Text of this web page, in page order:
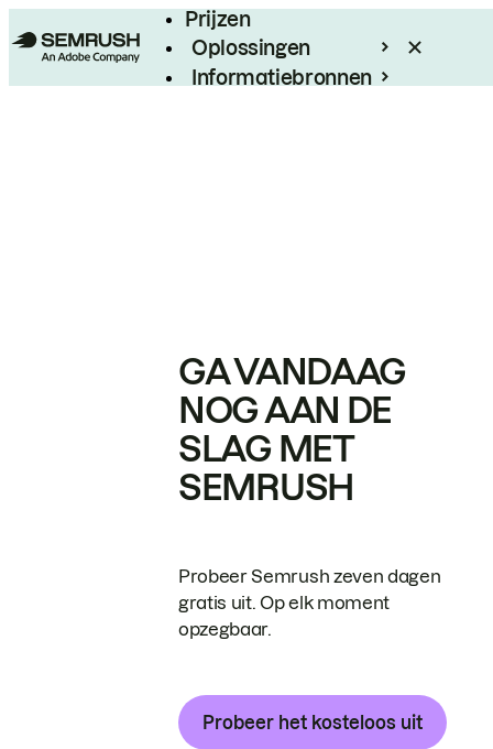
Prijzen
Oplossingen
Informatiebronnen
GA VANDAAG
NOG AAN DE
SLAG MET
SEMRUSH
Probeer Semrush zeven dagen
gratis uit. Op elk moment
opzegbaar.
Probeer het kosteloos uit